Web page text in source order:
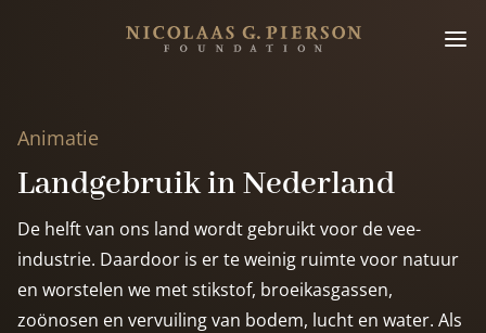
Animatie
Landgebruik in Nederland
De helft van ons land wordt gebruikt voor de vee-
industrie. Daardoor is er te weinig ruimte voor natuur
en worstelen we met stikstof, broeikasgassen,
zoönosen en vervuiling van bodem, lucht en water. Als